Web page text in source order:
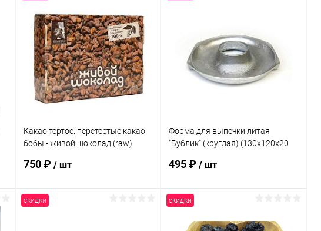
Купить в 1 клик Сравнение
В избранное Под заказ
Купить в 1 клик Сравнение
В избранное Под заказ
Какао тёртое: перетёртые какао
бобы - живой шоколад (raw)
750 ₽ / шт
Форма для выпечки литая
"Бублик" (круглая) (130х120х20
495 ₽/ шт
скидки скидки